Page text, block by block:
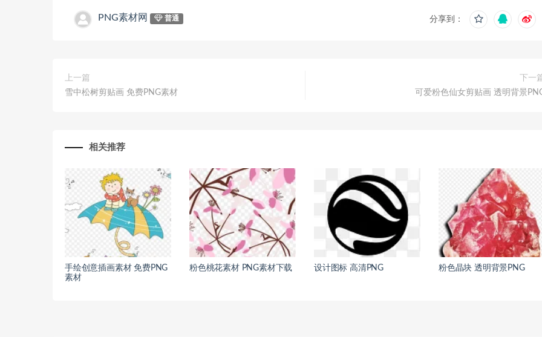
PNG素材网 普通 分享到：
上一篇
雪中松树剪贴画 免费PNG素材
下一
可爱粉色仙女剪贴画 透明背景
相关推荐
手绘创意插画素材 免费PNG
素材
粉色桃花素材 PNG素材下载 设计图标 高清PNG 粉色晶块 透明背景PNG